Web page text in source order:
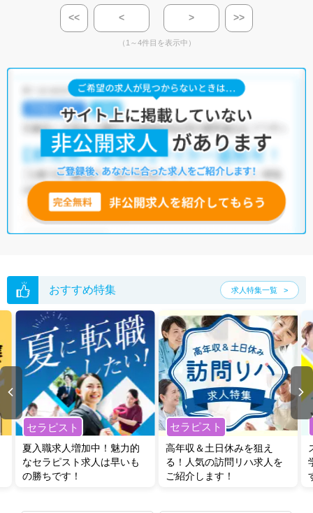
<< < > >>
（1～4件目を表示中）
おすすめ特集 求人特集一覧
セラピスト
夏入職求人増加中！魅力的
なセラピスト求人は早いも
の勝ちです！
セラピスト
高年収＆土日休みを狙え
る！人気の訪問リハ求人を
ご紹介します！